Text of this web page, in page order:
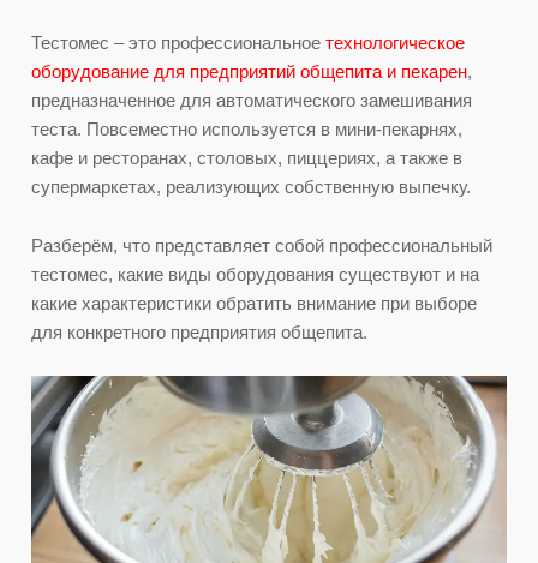
Тестомес – это профессиональное технологическое
оборудование для предприятий общепита и пекарен,
предназначенное для автоматического замешивания
теста. Повсеместно используется в мини-пекарнях,
кафе и ресторанах, столовых, пиццериях, а также в
супермаркетах, реализующих собственную выпечку.
Разберём, что представляет собой профессиональный
тестомес, какие виды оборудования существуют и на
какие характеристики обратить внимание при выборе
для конкретного предприятия общепита.